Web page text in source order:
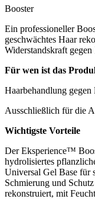
Booster
Ein professioneller
geschwächtes Haar
Widerstandskraft
Für wen ist das
Haarbehandlung
Ausschließlich für die
Wichtigste Vorteile
Der Eksperience™
hydrolisiertes
Universal Gel Base für
Schmierung und
rekonstruiert, mit